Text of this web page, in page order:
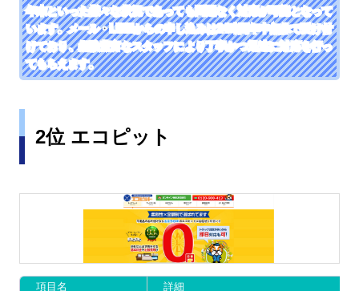
年末といった様々な状況であっても問題なく対応が可能となって
います。メール・LINEからの申し込みは24時間年中無休で受け付
けており、経験豊富なスタッフにより丁寧かつ迅速に対応を行っ
てもらえます。
2位 エコピット
項目名 詳細